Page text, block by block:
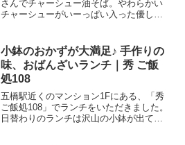
さんでチャーシュー油そば。やわらかい
チャーシューがいーっぱい入った優しい
りに自転車で国分町へ。別に呑みに行っ
たワケではなくて、落語の...
小鉢のおかずが大満足♪ 手作りの
味、おばんざいランチ｜秀 ご飯
処108
五橋駅近くのマンション1Fにある、「秀
ご飯処108」でランチをいただきました。
日替わりのランチは沢山の小鉢が出てく